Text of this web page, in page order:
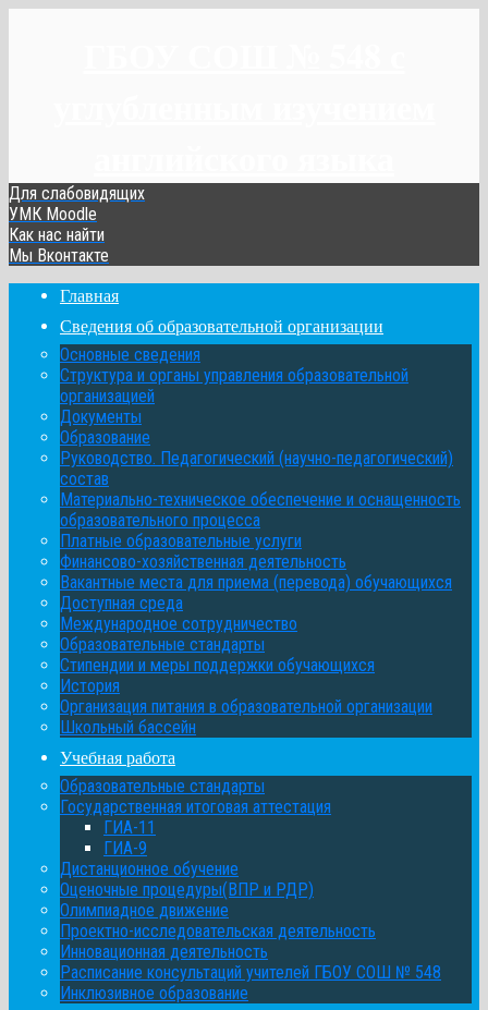
Для слабовидящих
УМК Moodle
Как нас найти
Мы Вконтакте
Главная
Сведения об образовательной организации
Основные сведения
Структура и органы управления образовательной
организацией
Документы
Образование
Руководство. Педагогический (научно-педагогический)
состав
Материально-техническое обеспечение и оснащенность
образовательного процесса
Платные образовательные услуги
Финансово-хозяйственная деятельность
Вакантные места для приема (перевода) обучающихся
Доступная среда
Международное сотрудничество
Образовательные стандарты
Стипендии и меры поддержки обучающихся
История
Организация питания в образовательной организации
Школьный бассейн
Учебная работа
Образовательные стандарты
Государственная итоговая аттестация
ГИА-11
ГИА-9
Дистанционное обучение
Оценочные процедуры(ВПР и РДР)
Олимпиадное движение
Проектно-исследовательская деятельность
Инновационная деятельность
Расписание консультаций учителей ГБОУ СОШ № 548
Инклюзивное образование